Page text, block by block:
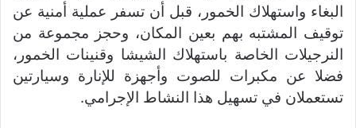
البغاء واستهلاك الخمور، قبل أن تسفر عملية أمنية عن
توقيف المشتبه بهم بعين المكان، وحجز مجموعة من
النرجيلات الخاصة باستهلاك الشيشا وقنينات الخمور،
فضلا عن مكبرات للصوت وأجهزة للإنارة وسيارتين
تستعملان في تسهيل هذا النشاط الإجرامي.